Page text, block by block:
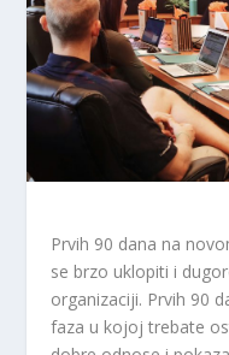
Prvih 90 dana na
se brzo uklopiti i
organizaciji. Prvih 90
faza u kojoj trebate